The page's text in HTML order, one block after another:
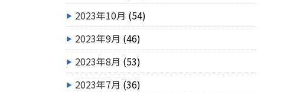
2023年10月 (54)
2023年9月 (46)
2023年8月 (53)
2023年7月 (36)